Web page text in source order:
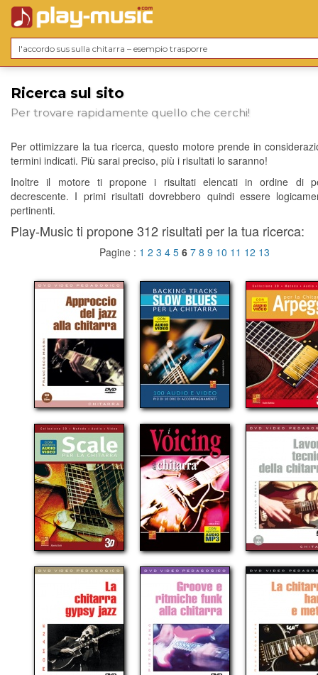
Ricerca sul sito
Per trovare rapidamente quello che cerchi!
Per ottimizzare la tua ricerca, questo motore prende in
termini indicati. Più sarai preciso, più i risultati lo saranno!
Inoltre il motore ti propone i risultati elencati in ordine di
decrescente. I primi risultati dovrebbero quindi essere
pertinenti.
Play-Music ti propone 312 risultati per la tua ricerca:
Pagine : 1 2 3 4 5 6 7 8 9 10 11 12 13